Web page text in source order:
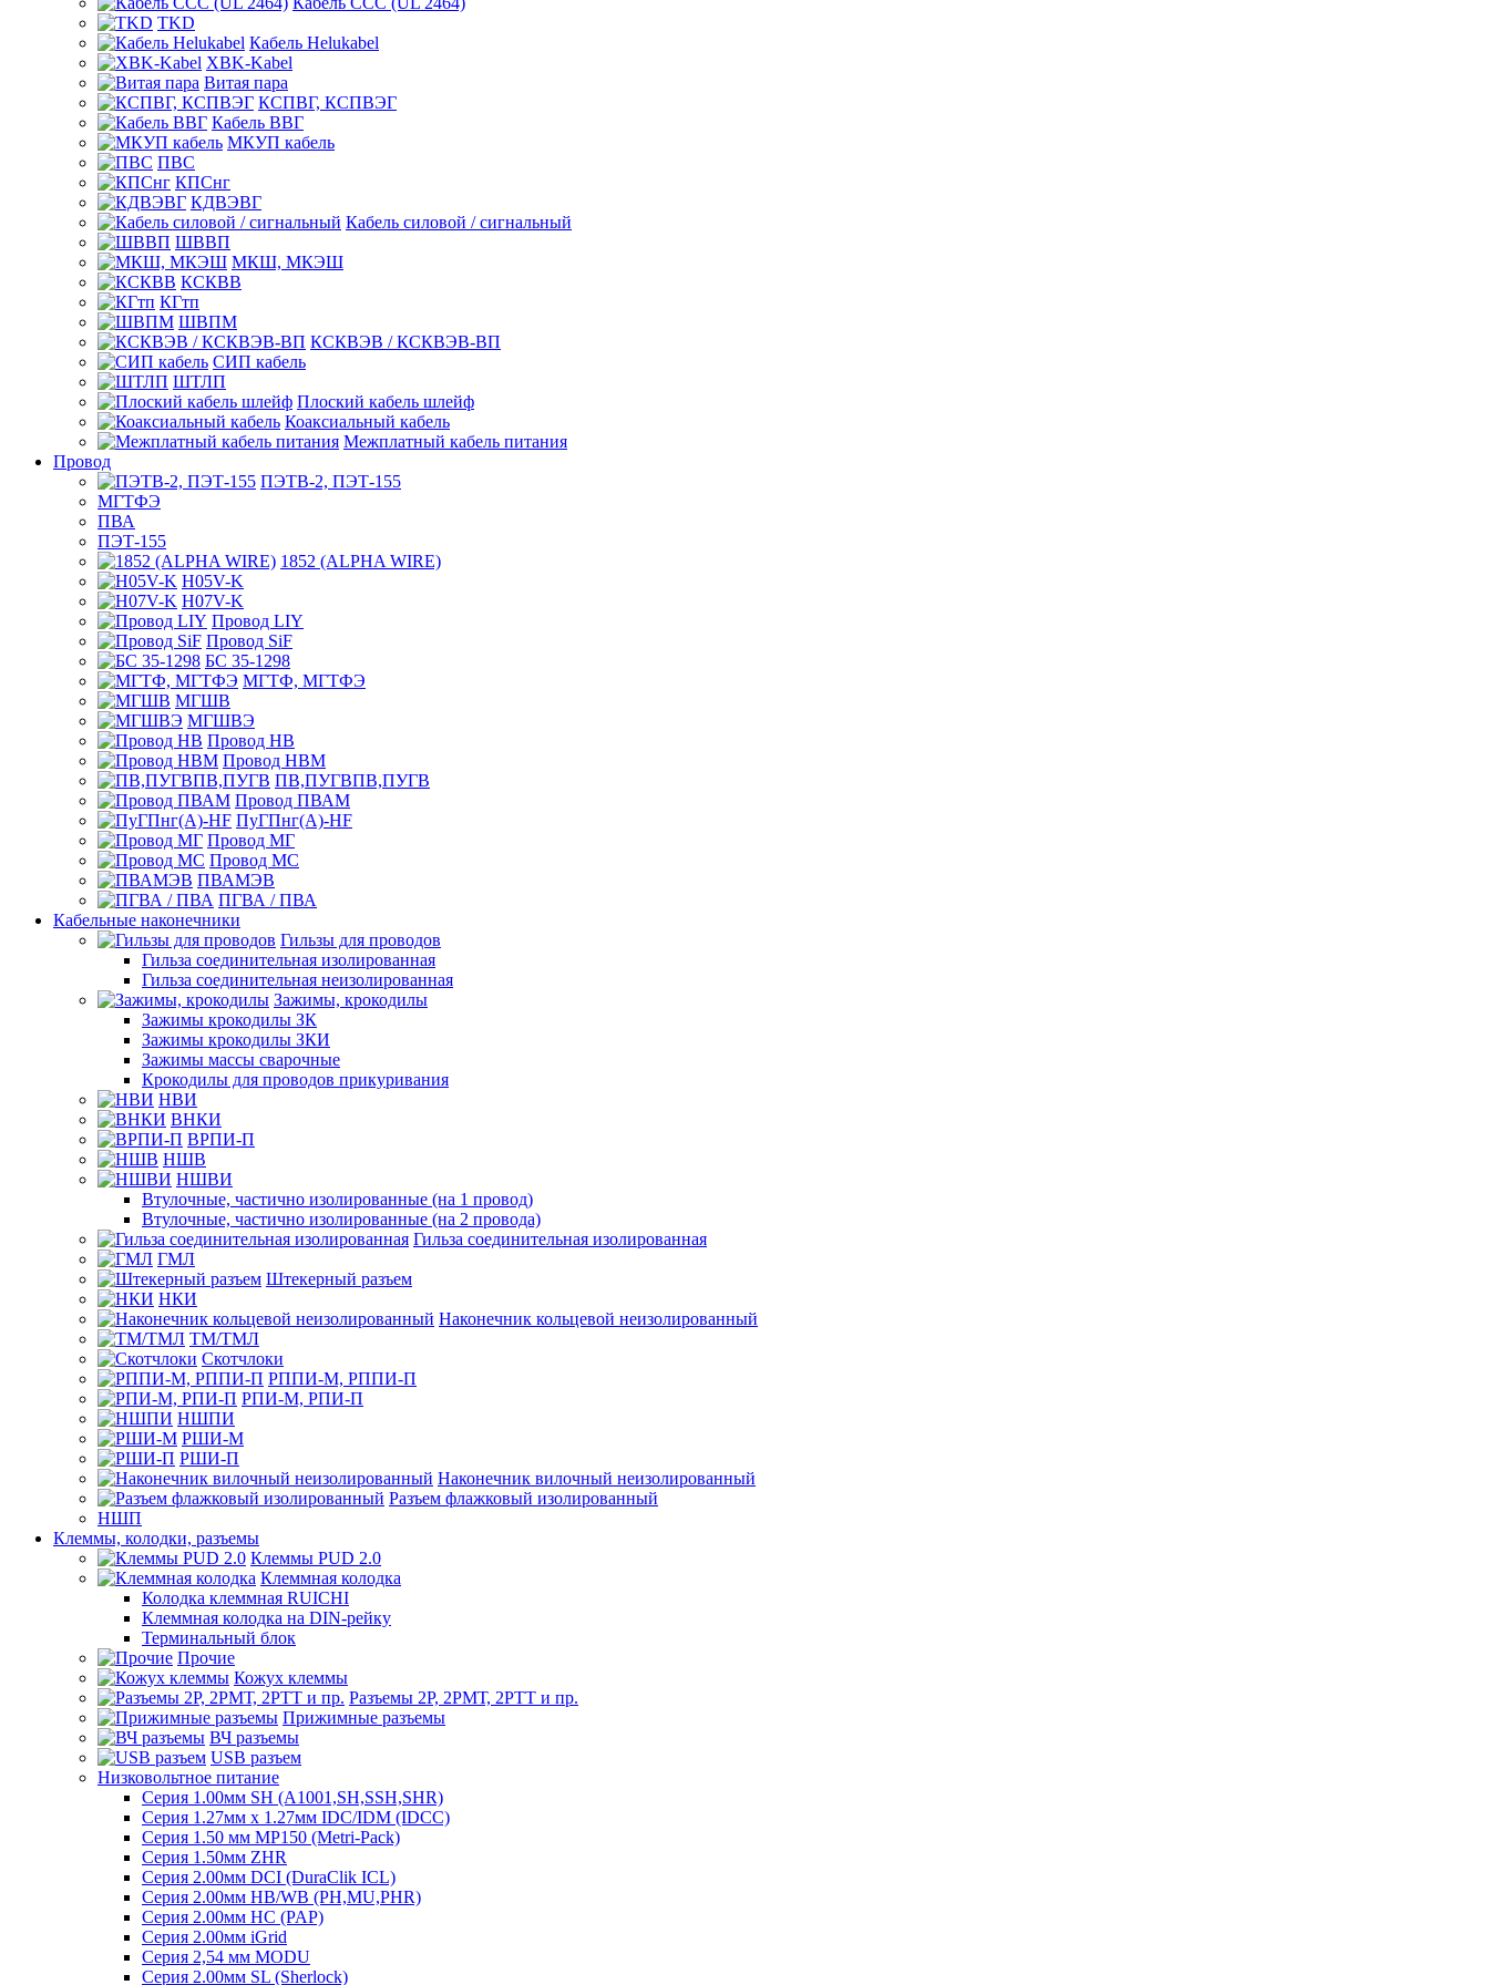
TKD
Кабель Helukabel
XBK-Kabel
Витая пара
КСПВГ, КСПВЭГ
Кабель ВВГ
МКУП кабель
ПВС
КПСнг
КДВЭВГ
Кабель силовой / сигнальный
ШВВП
МКШ, МКЭШ
КСКВВ
КГтп
ШВПМ
КСКВЭВ / КСКВЭВ-ВП
СИП кабель
ШТЛП
Плоский кабель шлейф
Коаксиальный кабель
Межплатный кабель питания
Провод
ПЭТВ-2, ПЭТ-155
МГТФЭ
ПВА
ПЭТ-155
1852 (ALPHA WIRE)
H05V-K
H07V-K
Провод LIY
Провод SiF
БС 35-1298
МГТФ, МГТФЭ
МГШВ
МГШВЭ
Провод НВ
Провод НВМ
ПВ,ПУГВПВ,ПУГВ
Провод ПВАМ
ПуГПнг(A)-HF
Провод МГ
Провод МС
ПВАМЭВ
ПГВА / ПВА
Кабельные наконечники
Гильзы для проводов
Гильза соединительная изолированная
Гильза соединительная неизолированная
Зажимы, крокодилы
Зажимы крокодилы ЗК
Зажимы крокодилы ЗКИ
Зажимы массы сварочные
Крокодилы для проводов прикуривания
НВИ
ВНКИ
ВРПИ-П
НШВ
НШВИ
Втулочные, частично изолированные (на 1 провод)
Втулочные, частично изолированные (на 2 провода)
Гильза соединительная изолированная
ГМЛ
Штекерный разъем
НКИ
Наконечник кольцевой неизолированный
ТМ/ТМЛ
Скотчлоки
РППИ-М, РППИ-П
РПИ-М, РПИ-П
НШПИ
РШИ-М
РШИ-П
Наконечник вилочный неизолированный
Разъем флажковый изолированный
НШП
Клеммы, колодки, разъемы
Клеммы PUD 2.0
Клеммная колодка
Колодка клеммная RUICHI
Клеммная колодка на DIN-рейку
Терминальный блок
Прочие
Кожух клеммы
Разъемы 2Р, 2РМТ, 2РТТ и пр.
Прижимные разъемы
ВЧ разъемы
USB разъем
Низковольтное питание
Серия 1.00мм SH (A1001,SH,SSH,SHR)
Серия 1.27мм x 1.27мм IDC/IDM (IDCC)
Серия 1.50 мм MP150 (Metri-Pack)
Серия 1.50мм ZHR
Серия 2.00мм DCI (DuraClik ICL)
Серия 2.00мм HB/WB (PH,MU,PHR)
Серия 2.00мм HC (PAP)
Серия 2.00мм iGrid
Серия 2,54 мм MODU
Серия 2.00мм SL (Sherlock)